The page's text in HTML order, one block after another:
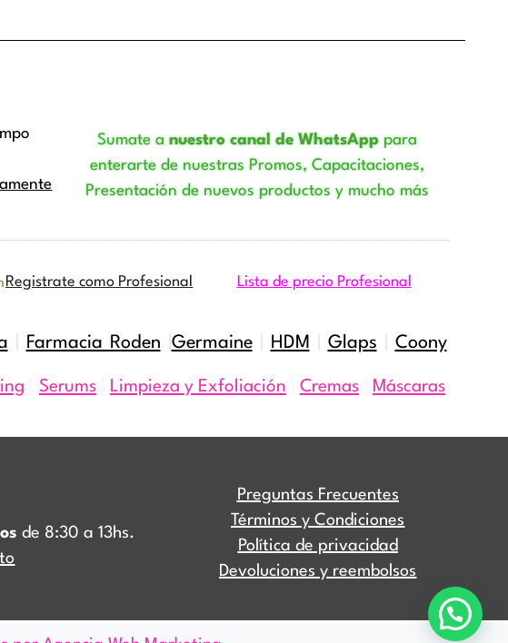
Sumate anuestro canal de WhatsApppara
enterarte de nuestras Promos, Capacitaciones,
Presentación de nuevos productos y mucho más
Registrate como Profesional Lista de precio Profesional
Farmacia Roden Germaine| HDM Glaps Coony
Serums Limpieza y Exfoliación Cremas Máscaras
de 8:30 a 13hs.
Preguntas Frecuentes
Términos y Condiciones
Política de privacidad
Devoluciones y reembolsos